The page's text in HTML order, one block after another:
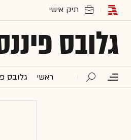
גלובס
ראשי גלובס